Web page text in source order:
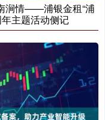
涧情——浦银金租“浦
主题活动侧记